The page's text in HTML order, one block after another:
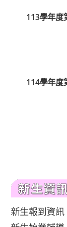
113學年度
114學年度
新生報到資訊